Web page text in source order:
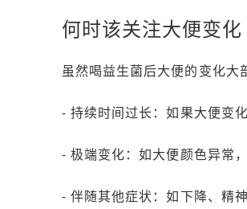
何时该关注大便变化
虽然喝益生菌后大便的变化大
- 持续时间过长：如果大便变
- 极端变化：如大便颜色异常
- 伴随其他症状：如下降、精神